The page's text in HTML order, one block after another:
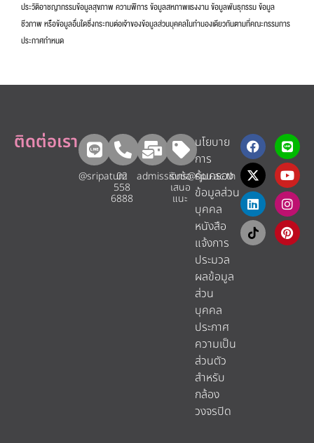
ประวัติอาชญากรรมข้อมูลสุขภาพ ความพิการ ข้อมูลสหภาพแรงงาน ข้อมูลพันธุกรรม ข้อมูล
ชีวภาพ หรือข้อมูลอื่นใดซึ่งกระทบต่อเจ้าของข้อมูลส่วนบุคคลในทำนองเดียวกันตามที่คณะกรรมการ
ประกาศกำหนด
ติดต่อเรา
@sripatum
02
558
6888
admissions@spu.ac.th
รับข้อ
เสนอ
แนะ​
นโยบาย
การ
คุ้มครอง
ข้อมูลส่วน
บุคคล
หนังสือ
แจ้งการ
ประมวล
ผลข้อมูล
ส่วน
บุคคล
ประกาศ
ความเป็น
ส่วนตัว
สำหรับ
กล้อง
วงจรปิด